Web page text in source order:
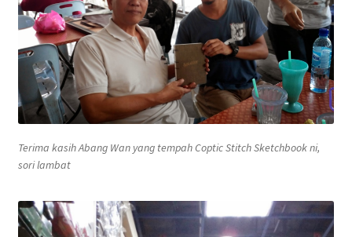
Terima kasih Abang Wan yang tempah Coptic Stitch Sketchbook ni,
sori lambat